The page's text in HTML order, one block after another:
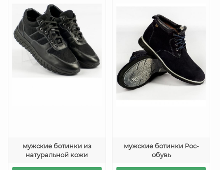
мужские ботинки из
натуральной кожи
мужские ботинки Рос-
обувь